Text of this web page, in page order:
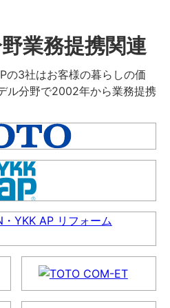
業務提携関連
の3社はお客様の暮らしの価
ル分野で2002年から業務提携